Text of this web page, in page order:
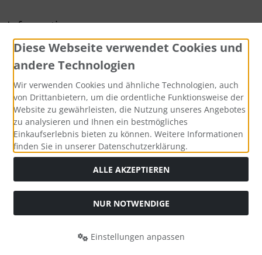
Informationen
Matomo Statistik
Zahlungsmethoden
Social Media
Diese Webseite verwendet Cookies und
andere Technologien
Wir verwenden Cookies und ähnliche Technologien, auch
von Drittanbietern, um die ordentliche Funktionsweise der
Website zu gewährleisten, die Nutzung unseres Angebotes
zu analysieren und Ihnen ein bestmögliches
Einkaufserlebnis bieten zu können. Weitere Informationen
finden Sie in unserer Datenschutzerklärung.
ALLE AKZEPTIEREN
NUR NOTWENDIGE
Einstellungen anpassen